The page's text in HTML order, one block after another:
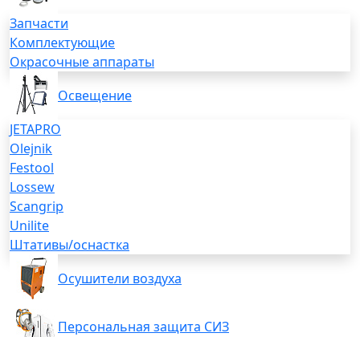
Запчасти
Комплектующие
Окрасочные аппараты
Освещение
JETAPRO
Olejnik
Festool
Lossew
Scangrip
Unilite
Штативы/оснастка
Осушители воздуха
Персональная защита СИЗ